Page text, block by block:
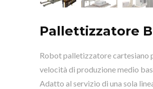
Pallettizzatore
Robot palletizzatore cartesiano
velocità di produzione medio
Adatto al servizio di una sola